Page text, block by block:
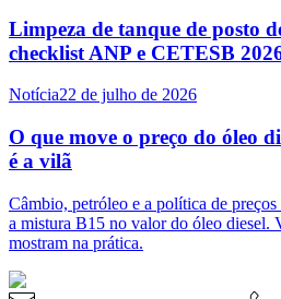
Limpeza de tanque de posto
checklist ANP e CETESB
Notícia22 de julho de 2026
O que move o preço do óleo
é a vilã
Câmbio, petróleo e a política de
a mistura B15 no valor do óleo diesel.
mostram na prática.